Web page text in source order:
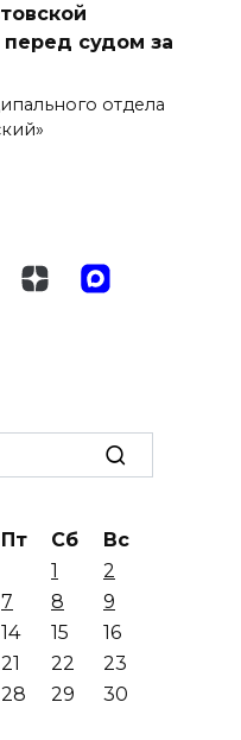
судом за
отдела
Пт Сб
Вс
1
2
7 8
9
14 15
16
21 22
23
28 29
30